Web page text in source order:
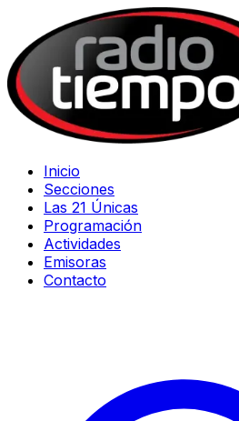
Inicio
Secciones
Las 21 Únicas
Programación
Actividades
Emisoras
Contacto